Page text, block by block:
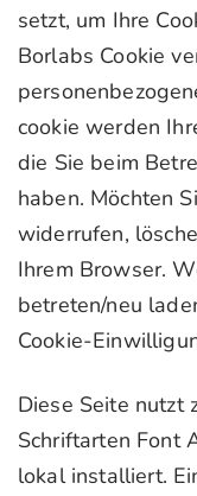
setzt, um Ihre
Borlabs Cookie
cookie werden
die Sie beim
haben. Möchten
widerrufen,
Ihrem Browser.
betreten/neu
Cookie-
Diese Seite nutzt
Schriftarten Font
lokal installiert.